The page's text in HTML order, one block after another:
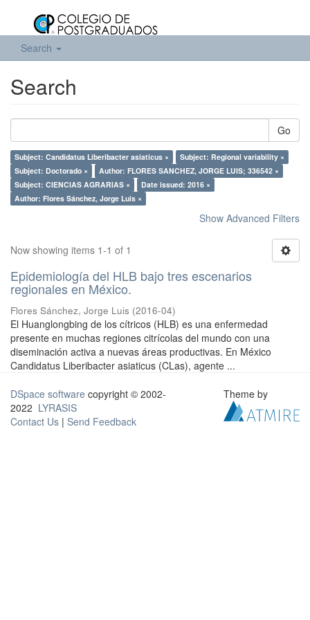
Search
Search
Go
Subject: Candidatus Liberibacter asiaticus ×
Subject: Regional variability ×
Subject: Doctorado ×
Author: FLORES SANCHEZ, JORGE LUIS; 336542 ×
Subject: CIENCIAS AGRARIAS ×
Date issued: 2016 ×
Author: Flores Sánchez, Jorge Luis ×
Show Advanced Filters
Now showing items 1-1 of 1
Epidemiología del HLB bajo tres escenarios
regionales en México.
Flores Sánchez, Jorge Luis (2016-04)
El Huanglongbing de los cítricos (HLB) es una enfermedad
presente en muchas regiones citrícolas del mundo con una
diseminación activa a nuevas áreas productivas. En México
Candidatus Liberibacter asiaticus (CLas), agente ...
DSpace software copyright © 2002-
2022 LYRASIS
Contact Us | Send Feedback
Theme by